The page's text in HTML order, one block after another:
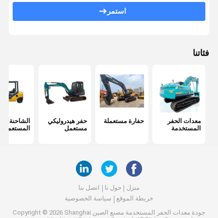
استمر
فئاتنا
معدات الحفر
المستخدمة
حفارة مستعملة
حفر هيدروليكي
مستعمل
الشاحنة
المستعملة
منزل حول نا
اتصل بنا
خريطة الموقع
سياسة الخصوصية
جودة معدات الحفر المستخدمة
مصنع الصين.Copyright © 2026 Shanghai